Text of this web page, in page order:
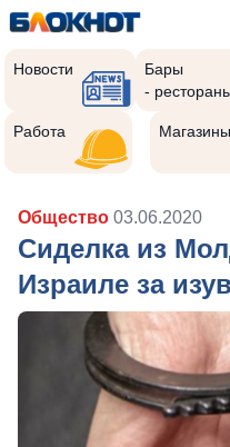
Новости
Бары
-
Работа Магазины
Общество 03.06.2020
Сиделка из
Израиле за